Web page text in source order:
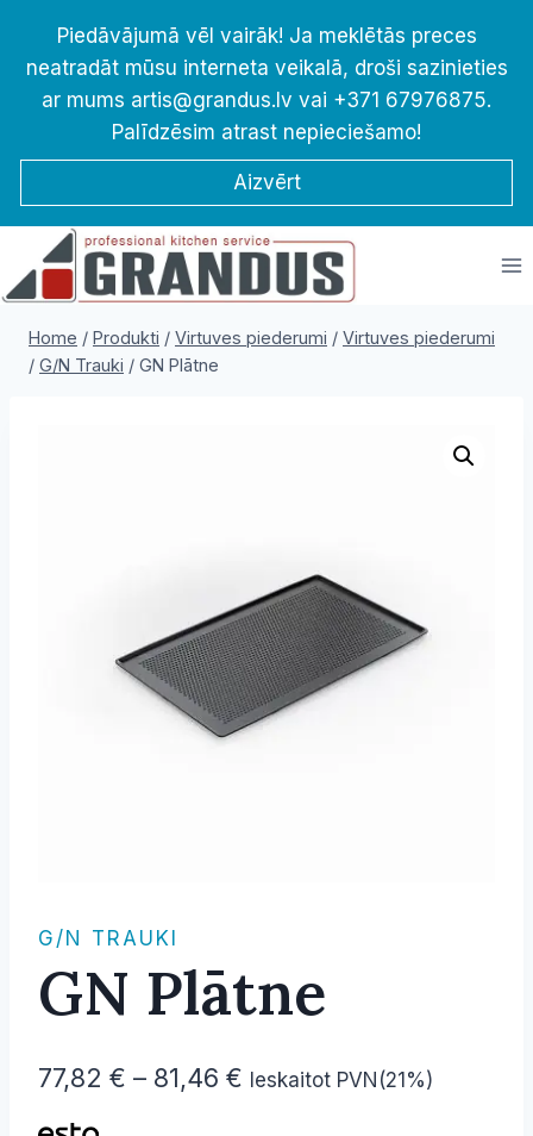
content
Piedāvājumā vēl vairāk! Ja meklētās preces
neatradāt mūsu interneta veikalā, droši sazinieties
ar mums artis@grandus.lv vai +371 67976875.
Palīdzēsim atrast nepieciešamo!
Aizvērt
Home / Produkti / Virtuves piederumi / Virtuves piederumi
/ G/N Trauki / GN Plātne
G/N TRAUKI
GN Plātne
77,82 € – 81,46 € Price
Ieskaitot PVN(21%)